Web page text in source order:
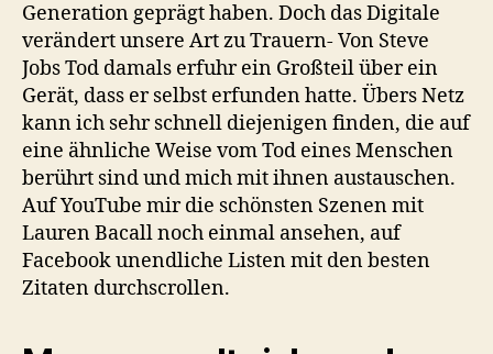
Generation geprägt haben. Doch das Digitale
verändert unsere Art zu Trauern- Von Steve
Jobs Tod damals erfuhr ein Großteil über ein
Gerät, dass er selbst erfunden hatte. Übers Netz
kann ich sehr schnell diejenigen finden, die auf
eine ähnliche Weise vom Tod eines Menschen
berührt sind und mich mit ihnen austauschen.
Auf YouTube mir die schönsten Szenen mit
Lauren Bacall noch einmal ansehen, auf
Facebook unendliche Listen mit den besten
Zitaten durchscrollen.